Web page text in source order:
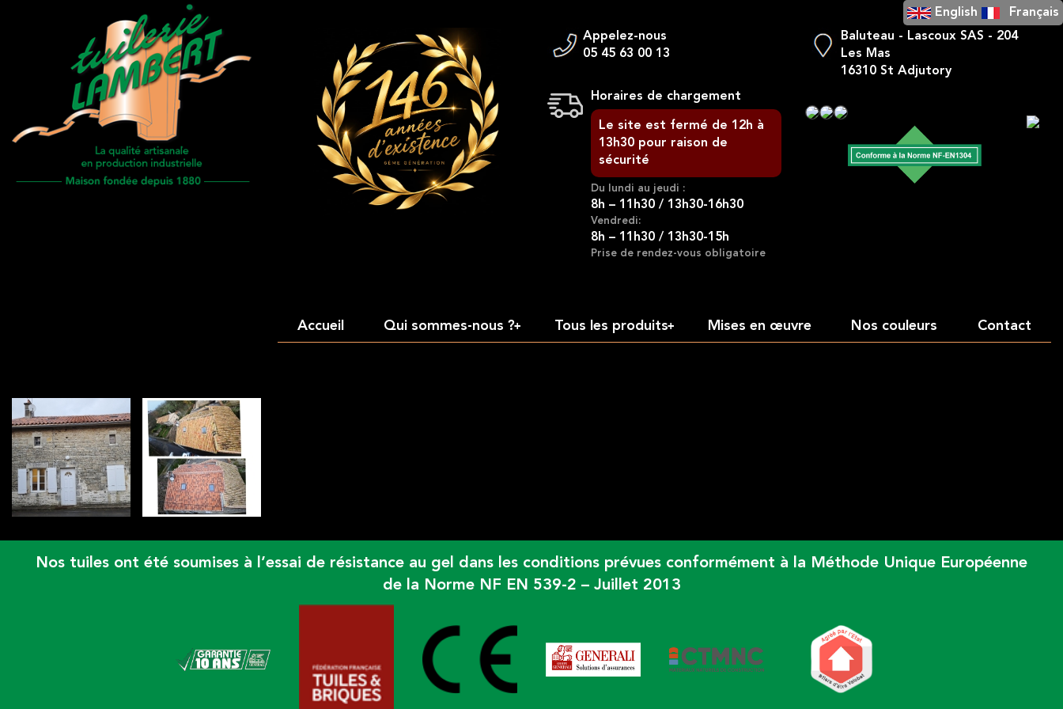
Appelez-nous
05 45 63 00 13
Horaires de chargement
Le site est fermé de 12h à
13h30 pour raison de
sécurité
Du lundi au jeudi :
8h – 11h30 / 13h30-16h30
Vendredi:
8h – 11h30 / 13h30-15h
Prise de rendez-vous obligatoire
Baluteau - Lascoux SAS - 204
Les Mas
16310 St Adjutory
Accueil +
Qui sommes-nous ? +
Tous les produits Mises en œuvre Nos couleurs Contact
English Français
Nos tuiles ont été soumises à l’essai de résistance au gel dans les conditions prévues conformément à la Méthode Unique Européenne
de la Norme NF EN 539-2 – Juillet 2013